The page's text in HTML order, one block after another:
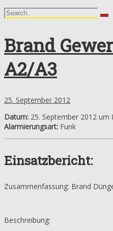
Brand
A2/A3
25. September 2012
Datum: 25. September 2012 um
Alarmierungsart: Funk
Einsatzbericht:
Zusammenfassung: Brand
Beschreibung: